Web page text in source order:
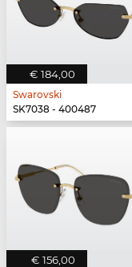
€ 184,00
Swarovski
SK7038 - 400487
€ 156,00